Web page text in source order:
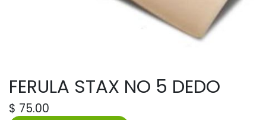
FERULA STAX NO 5 DEDO
$ 75.00